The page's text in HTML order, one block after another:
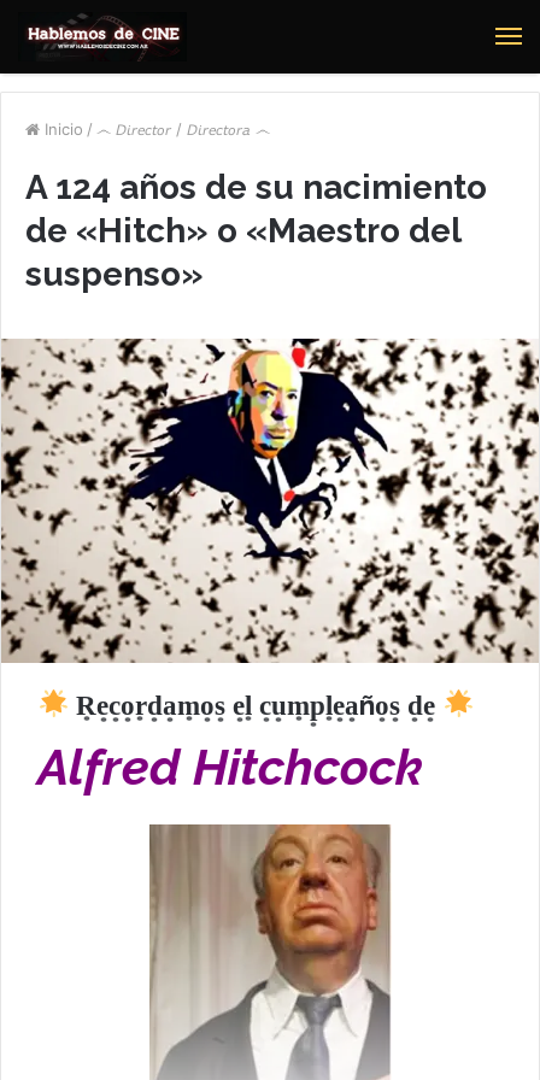
Inicio / ෴ 𝘋𝘪𝘳𝘦𝘤𝘵𝘰𝘳 / 𝘋𝘪𝘳𝘦𝘤𝘵𝘰𝘳𝘢 ෴
A 124 años de su nacimiento
de «Hitch»​ o «Maestro del
suspenso»​
R͙e͙c͙o͙r͙d͙a͙m͙o͙s͙ e͙l͙ c͙u͙m͙p͙l͙e͙a͙ño͙s͙ d͙e͙
Alfred Hitchcock